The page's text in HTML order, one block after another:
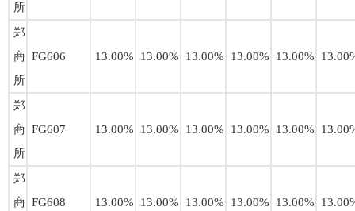
所
郑
商
所
FG606 13.00% 13.00% 13.00% 13.00% 13.00%
郑
商
所
FG607 13.00% 13.00% 13.00% 13.00% 13.00%
郑
商 FG608 13.00% 13.00% 13.00% 13.00% 13.00%